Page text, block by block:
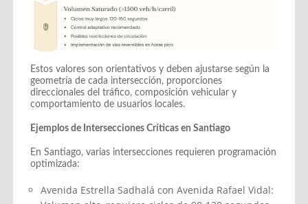
Estos valores son orientativos y deben ajustarse según la
geometría de cada intersección, proporciones
direccionales del tráfico, composición vehicular y
comportamiento de usuarios locales.
Ejemplos de Intersecciones Críticas en Santiago
En Santiago, varias intersecciones requieren programación
optimizada:
Avenida Estrella Sadhalá con Avenida Rafael Vidal: